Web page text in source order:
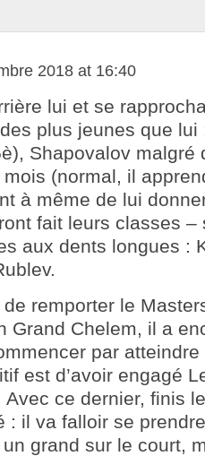
2018 at 16:40
lui et se
plus jeunes que lui
Shapovalov malgré
(normal, il
à même de lui
fait leurs classes –
aux dents longues :
remporter le
Grand Chelem, il a
par
est d’avoir engagé
Avec ce dernier, finis
: il va falloir se
grand sur le court,